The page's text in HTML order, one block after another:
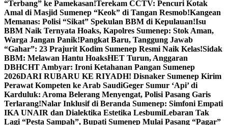
“Terbang” ke Pamekasan!Terekam CCTV: Pencuri Kotak
Amal di Masjid Sumenep “Keok” di Tangan Resmob!Kangean
Memanas: Polisi “Sikat” Spekulan BBM di Kepulauan!Isu
BBM Naik Ternyata Hoaks, Kapolres Sumenep: Stok Aman,
Warga Jangan Panik!Pangkat Baru, Tanggung Jawab
“Gahar”: 23 Prajurit Kodim Sumenep Resmi Naik Kelas!Sidak
BBM: Melawan Hantu HoaksHET Turun, Anggaran
DBHCHT Ambyar: Ironi Ketahanan Pangan Sumenep
2026DARI RUBARU KE RIYADH! Disnaker Sumenep Kirim
Perawat Kompeten ke Arab SaudiGeger Sumur ‘Api’ di
Karduluk: Aroma Belerang Menyengat, Polisi Pasang Garis
Terlarang!Nalar Inklusif di Beranda Sumenep: Simfoni Empati
IKA UNAIR dan Dialektika Estetika LesbumiLebaran Tak
Lagi “Pesta Sampah”, Bupati Sumenep Mulai Pasang “Pagar”